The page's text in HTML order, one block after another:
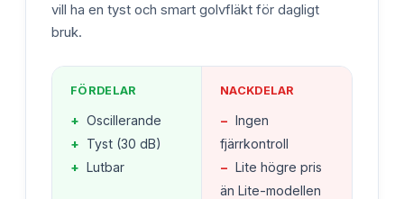
vill ha en tyst och smart golvfläkt för dagligt
bruk.
FÖRDELAR
+ Oscillerande
+ Tyst (30 dB)
+ Lutbar
NACKDELAR
− Ingen
fjärrkontroll
− Lite högre pris
än Lite-modellen